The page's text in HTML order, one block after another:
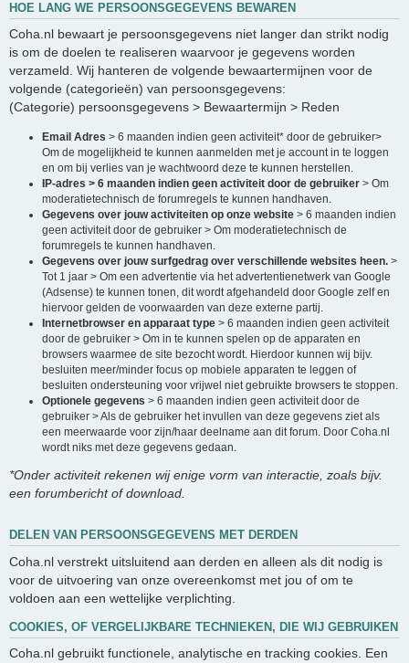
HOE LANG WE PERSOONSGEGEVENS BEWAREN
Coha.nl bewaart je persoonsgegevens niet langer dan strikt nodig
is om de doelen te realiseren waarvoor je gegevens worden
verzameld. Wij hanteren de volgende bewaartermijnen voor de
volgende (categorieën) van persoonsgegevens:
(Categorie) persoonsgegevens > Bewaartermijn > Reden
Email Adres > 6 maanden indien geen activiteit* door de gebruiker>
Om de mogelijkheid te kunnen aanmelden met je account in te loggen
en om bij verlies van je wachtwoord deze te kunnen herstellen.
IP-adres > 6 maanden indien geen activiteit door de gebruiker > Om
moderatietechnisch de forumregels te kunnen handhaven.
Gegevens over jouw activiteiten op onze website > 6 maanden indien
geen activiteit door de gebruiker > Om moderatietechnisch de
forumregels te kunnen handhaven.
Gegevens over jouw surfgedrag over verschillende websites heen. >
Tot 1 jaar > Om een advertentie via het advertentienetwerk van Google
(Adsense) te kunnen tonen, dit wordt afgehandeld door Google zelf en
hiervoor gelden de voorwaarden van deze externe partij.
Internetbrowser en apparaat type > 6 maanden indien geen activiteit
door de gebruiker > Om in te kunnen spelen op de apparaten en
browsers waarmee de site bezocht wordt. Hierdoor kunnen wij bijv.
besluiten meer/minder focus op mobiele apparaten te leggen of
besluiten ondersteuning voor vrijwel niet gebruikte browsers te stoppen.
Optionele gegevens > 6 maanden indien geen activiteit door de
gebruiker > Als de gebruiker het invullen van deze gegevens ziet als
een meerwaarde voor zijn/haar deelname aan dit forum. Door Coha.nl
wordt niks met deze gegevens gedaan.
*Onder activiteit rekenen wij enige vorm van interactie, zoals bijv.
een forumbericht of download.
DELEN VAN PERSOONSGEGEVENS MET DERDEN
Coha.nl verstrekt uitsluitend aan derden en alleen als dit nodig is
voor de uitvoering van onze overeenkomst met jou of om te
voldoen aan een wettelijke verplichting.
COOKIES, OF VERGELIJKBARE TECHNIEKEN, DIE WIJ GEBRUIKEN
Coha.nl gebruikt functionele, analytische en tracking cookies. Een